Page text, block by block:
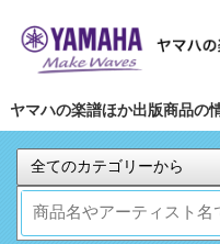
ヤマハの楽譜ほか出版商品の